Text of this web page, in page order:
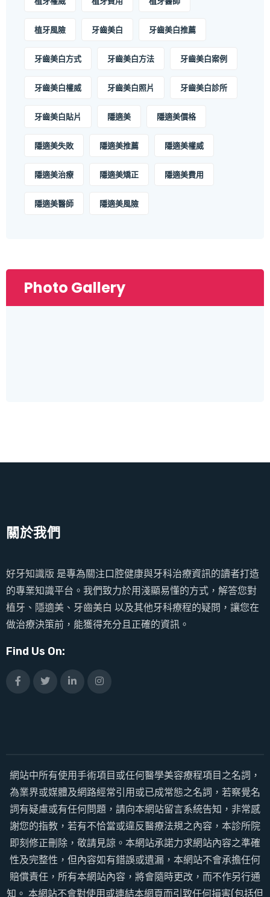
植牙風險 牙齒美白 牙齒美白推薦
牙齒美白方式 牙齒美白方法 牙齒美白案例
牙齒美白權威 牙齒美白照片 牙齒美白診所
牙齒美白貼片 隱適美 隱適美價格
隱適美失敗 隱適美推薦 隱適美權威
隱適美治療 隱適美矯正 隱適美費用
隱適美醫師 隱適美風險
Photo Gallery
關於我們
好牙知識版 是專為關注口腔健康與牙科治療資訊的讀者打造
的專業知識平台。我們致力於用淺顯易懂的方式，解答您對
植牙、隱適美、牙齒美白 以及其他牙科療程的疑問，讓您在
做治療決策前，能獲得充分且正確的資訊。
Find Us On:
網站中所有使用手術項目或任何醫學美容療程項目之名詞，
為業界或媒體及網路經常引用或已成常態之名詞，若察覺名
詞有疑慮或有任何問題，請向本網站留言系統告知，非常感
謝您的指教，若有不恰當或違反醫療法規之內容，本診所院
即刻修正刪除，敬請見諒。本網站承諾力求網站內容之準確
性及完整性，但內容如有錯誤或遺漏，本網站不會承擔任何
賠償責任，所有本網站內容，將會隨時更改，而不作另行通
知。 本網站不會對使用或連結本網頁而引致任何損害(包括但